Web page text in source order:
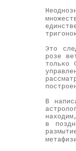
Это
розе
только
В
в